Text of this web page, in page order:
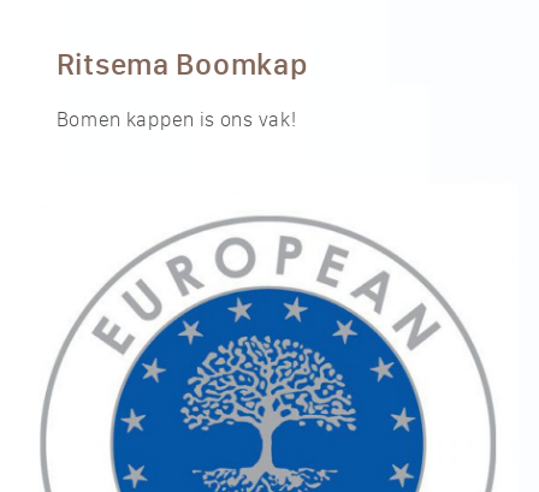
Ritsema Boomkap
Bomen kappen is ons vak!